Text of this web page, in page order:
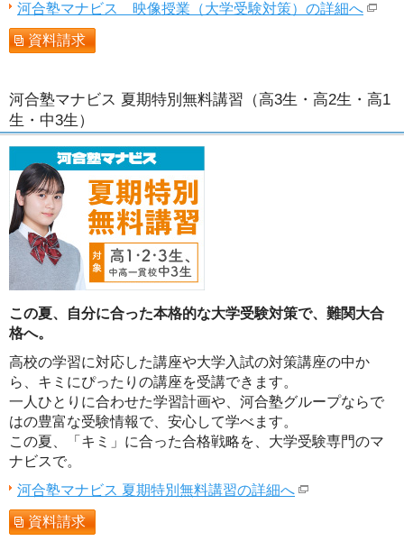
河合塾マナビス 映像授業（大学受験対策）の詳細へ
資料請求
河合塾マナビス 夏期特別無料講習（高3生・高2生・高1
生・中3生）
この夏、自分に合った本格的な大学受験対策で、難関大合
格へ。
高校の学習に対応した講座や大学入試の対策講座の中か
ら、キミにぴったりの講座を受講できます。
一人ひとりに合わせた学習計画や、河合塾グループならで
はの豊富な受験情報で、安心して学べます。
この夏、「キミ」に合った合格戦略を、大学受験専門のマ
ナビスで。
河合塾マナビス 夏期特別無料講習の詳細へ
資料請求